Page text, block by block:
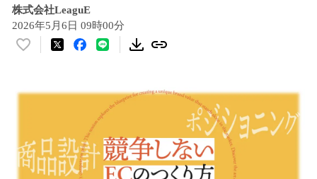
株式会社LeaguE
2026年5月6日 09時00分
い
！
読
み
込